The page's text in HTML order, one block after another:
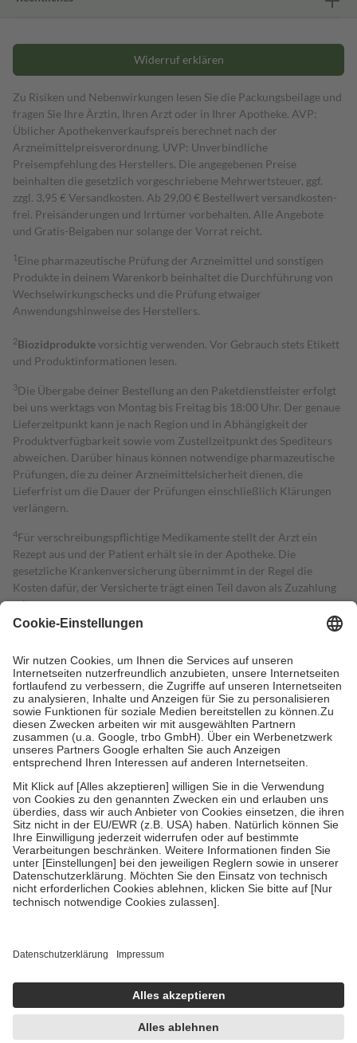
Widerruf erklären
Zu Risiken und Nebenwirkungen lesen Sie die Packungsbeilage und
fragen Sie Ihre Ärztin, Ihren Arzt oder in Ihrer Apotheke. AVP:
Üblicher Apothekenverkaufspreis berechnet nach der
Arzneimittelpreisverordnung. UVP: Unverbindliche
Preisempfehlung des Herstellers. Die angegebenen Preise
beinhalten die gesetzlich vorgeschriebene Mehrwertsteuer, ggf.
zzgl. 3,95 € Versandkosten. Ab 29,00 € Bestell­wert versand­kosten­
frei. Preisänderungen und Irrtümer vorbehalten. Alle Angebote
und Gratis-Beigaben nur solange der Vorrat reicht.
1 Eine pharmazeutische Prüfung der Arzneimittel und sonstigen
Produkte in deinem Warenkorb beinhaltet die Durchführung von
Wechselwirkungschecks und die Prüfung etwaiger
Anwendungshinweise des Herstellers.
2Biozidproduktevorsichtig verwenden. Vor Gebrauch stets Etikett
und Produktinformationen lesen.
3Die Übergabe deiner Bestellung an den Paketdienstleister erfolgt
bei uns werktags von Montag bis Freitag bis 18:00 Uhr. Der genaue
Lieferzeitpunkt kann je nach Region und in Abhängigkeit der
Produktverfügbarkeit sowie vom Zustellzeitpunkt des Spediteurs
abweichen. Darüber hinaus können notwendige pharmazeutische
Prüfungen, die zu deiner Arzneimittelsicherheit dienen, die
Lieferfrist um die Dauer der Prüfungen einschließlich Klärungen
verlängern.
4Für verschreibungspflichtige Medikamente stellt der Arzt ein
Rezept aus und der Patient erhält sie in der Apotheke. Die
gesetzliche Krankenversicherung übernimmt in der Regel die
Kosten dafür, der Versicherte trägt einen Teil davon als Zuzahlung
mit.
Grundsätzlich leisten Mitglieder Zuzahlungen in Höhe von zehn
höchstens zehn Euro.
Es sind jedoch nie mehr als die tatsächlichen
Kosten der Leistung zu entrichten.
Diese Regeln gelten grundsätzlich auch für Online-Apotheken.
Bei Heilmitteln und häuslicher Krankenpflege beträgt die
Zuzahlung zehn Prozent der Kosten sowie zehn Euro je
Verordnung.
Um das Engagement der Versicherten für ihre eigene Gesundheit zu
stärken und die besondere Stellung der Familie zu unterstützen,
fallenkeine Zuzahlungenan bei:
• Kindern und Jugendlichen bis zum vollendeten 18. Lebensjahr
mit Ausnahme der Fahrkosten
• Untersuchungen zur Vorsorge und Früherkennung, die von der
GKV getragen werden
• empfohlenen Schutzimpfungen
• Harn- und Blutteststreifen
getroffen, um sicherzustellen, dass es sich um echte Bewertungen
https://help.etrusted.com/hc/de/articles/4419944605341
Einige Bilder und Inhalte wurden unter Zuhilfenahme künstlicher